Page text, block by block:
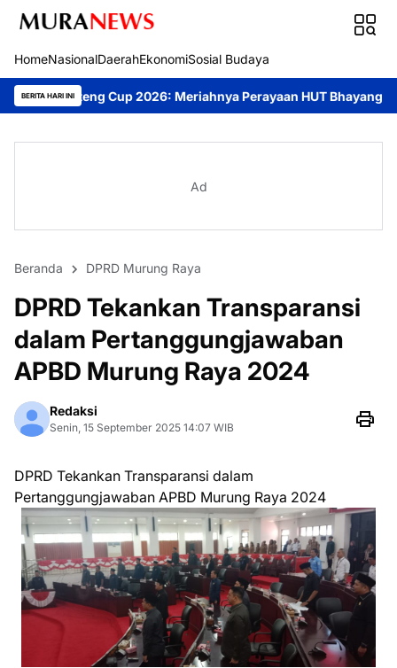
HomeNasionalDaerahEkonomiSosial Budaya
BERITA HARI INI
2026: Meriahnya Perayaan HUT Bhayangkara ke-80 di
Ad
Beranda DPRD Murung Raya
DPRD Tekankan Transparansi
dalam Pertanggungjawaban
APBD Murung Raya 2024
Redaksi
Senin, 15 September 2025 14:07 WIB
DPRD Tekankan Transparansi dalam
Pertanggungjawaban APBD Murung Raya 2024